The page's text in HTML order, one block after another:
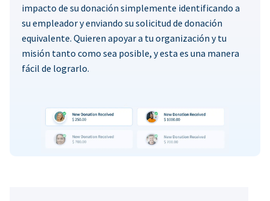
impacto de su donación simplemente identificando a
su empleador y enviando su solicitud de donación
equivalente. Quieren apoyar a tu organización y tu
misión tanto como sea posible, y esta es una manera
fácil de lograrlo.